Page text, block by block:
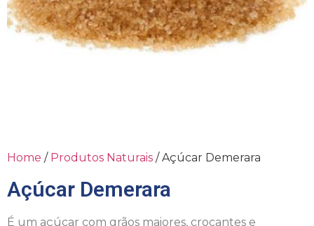
Home / Produtos Naturais / Açúcar Demerara
Açúcar Demerara
É um açúcar com grãos maiores, crocantes e